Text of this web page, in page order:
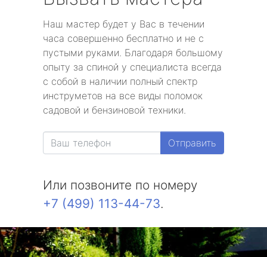
Наш мастер будет у Вас в течении
часа совершенно бесплатно и не с
пустыми руками. Благодаря большому
опыту за спиной у специалиста всегда
с собой в наличии полный спектр
инструметов на все виды поломок
садовой и бензиновой техники.
Отправить
Или позвоните по номеру
+7 (499) 113-44-73.